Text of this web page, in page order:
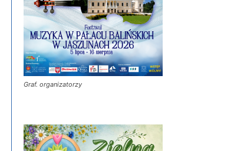
Graf. organizatorzy